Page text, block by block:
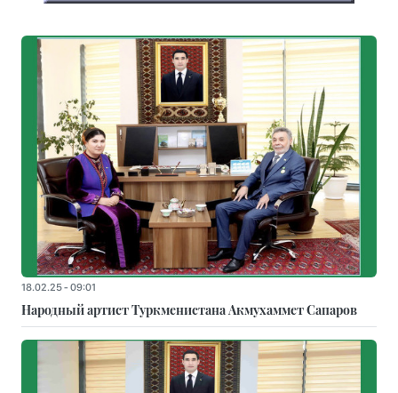
18.02.25 - 09:01
Народный артист Туркменистана Акмухаммет Сапаров